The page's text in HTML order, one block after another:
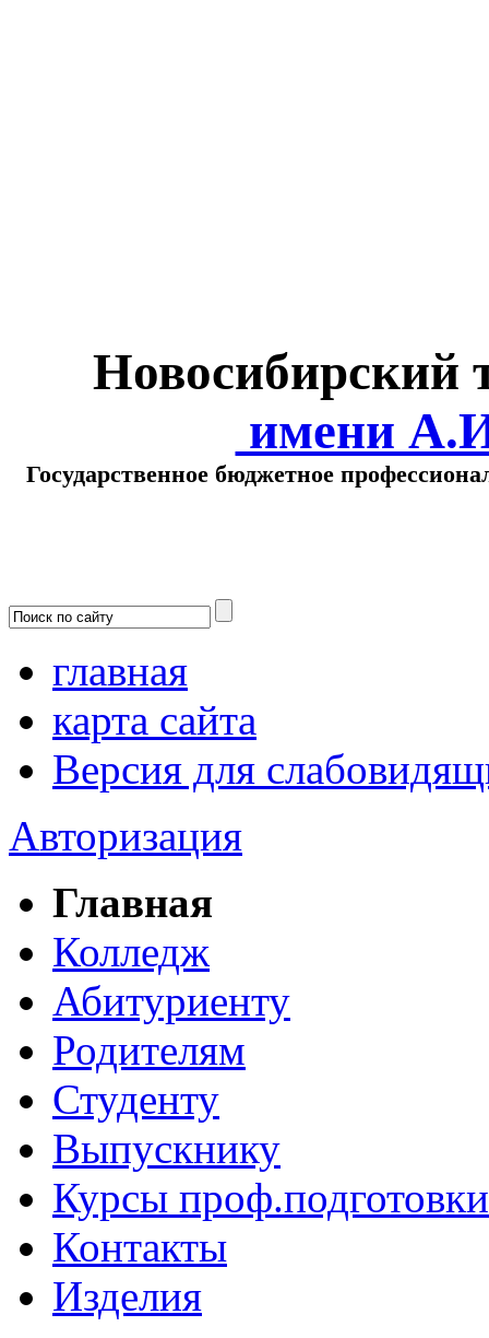
Новосибирский
имени
Государственное бюджетное
главная
карта сайта
Версия для
Авторизация
Главная
Колледж
Абитуриенту
Родителям
Студенту
Выпускнику
Курсы проф.подготовки
Контакты
Изделия